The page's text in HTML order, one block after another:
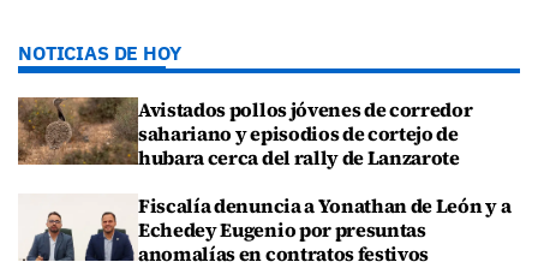
NOTICIAS DE HOY
Avistados pollos jóvenes de corredor
sahariano y episodios de cortejo de
hubara cerca del rally de Lanzarote
Fiscalía denuncia a Yonathan de León y a
Echedey Eugenio por presuntas
anomalías en contratos festivos